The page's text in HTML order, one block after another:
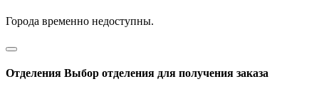
Города временно недоступны.
Отделения Выбор отделения для получения заказа